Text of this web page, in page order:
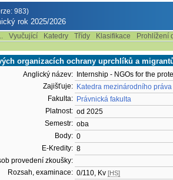
983)
rok 2025/2026
Vyučující Katedry Třídy Klasifikace
Prohlížení
organizacích ochrany uprchlíků a
Anglický název:
Internship - NGOs for the
Zajišťuje: Katedra mezinárodního
Fakulta: Právnická fakulta
Platnost: od 2025
Semestr: oba
Body: 0
E-Kredity: 8
provedení zkoušky:
Rozsah, examinace: 0/110, Kv [HS]